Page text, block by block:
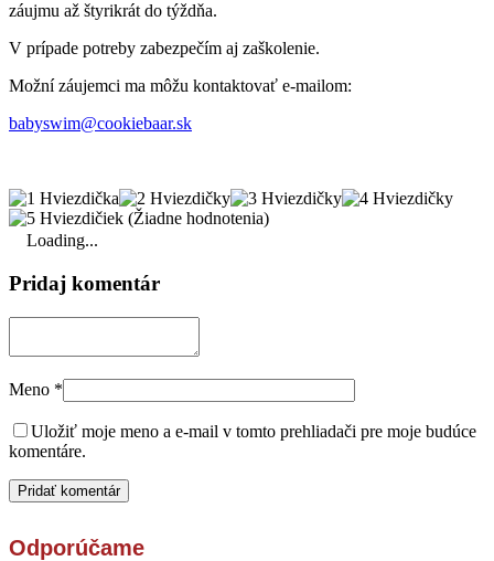
záujmu až štyrikrát do týždňa.
V prípade potreby zabezpečím aj zaškolenie.
Možní záujemci ma môžu kontaktovať e-mailom:
babyswim@cookiebaar.sk
(Žiadne hodnotenia)
Loading...
Pridaj komentár
Meno *
Uložiť moje meno a e-mail v tomto prehliadači pre moje budúce
komentáre.
Odporúčame